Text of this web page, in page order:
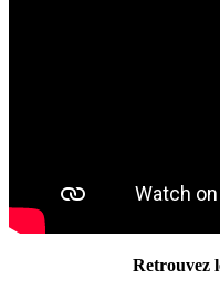
Retrouvez